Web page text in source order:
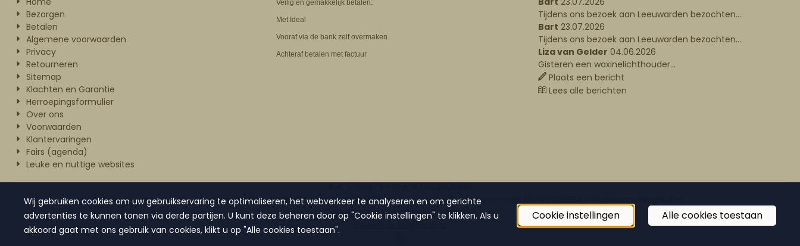
Bezorgen
Betalen
Algemene voorwaarden
Privacy
Retourneren
Sitemap
Klachten en Garantie
Herroepingsformulier
Over ons
Voorwaarden
Klantervaringen
Fairs (agenda)
Leuke en nuttige websites
Veilig en gemakkelijk betalen:
Met Ideal
Vooraf via de bank zelf overmaken
Achteraf betalen met factuur
Tijdens ons bezoek aan Leeuwarden bezochten...
Bart 23.07.2026
Tijdens ons bezoek aan Leeuwarden bezochten...
Liza van Gelder 04.06.2026
Gisteren een waxinelichthouder...
Plaats een bericht
Lees alle berichten
www.waanzinnigleuk.nl,bezoekadreswinkel Blokhuisplein 40, 8911 LJ, Leeuwarden, telefoonnummer 06-20729884, info@waanzinnigleuk.nl
Copyright by: Waanzinnig Leuk!2026
Wij gebruiken cookies om uw gebruikservaring te optimaliseren, het webverkeer te analyseren en om gerichte
advertenties te kunnen tonen via derde partijen. U kunt deze beheren door op "Cookie instellingen" te klikken. Als u
akkoord gaat met ons gebruik van cookies, klikt u op "Alle cookies toestaan".
Cookie instellingen Alle cookies toestaan